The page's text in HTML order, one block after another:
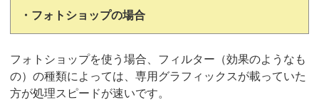
・フォトショップの場合
フォトショップを使う場合、フィルター（効果のようなも
の）の種類によっては、専用グラフィックスが載っていた
方が処理スピードが速いです。